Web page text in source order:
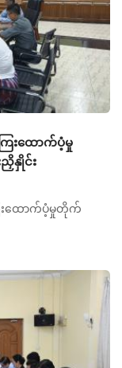
ေးထောက်ပံ့မှု
နှိုင်း
ေးထောက်ပံ့မှုတိုက်